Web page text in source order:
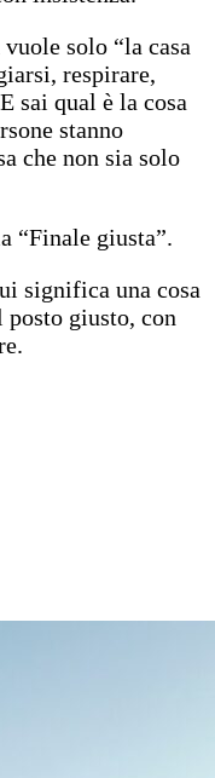
solo “la casa
respirare,
sai qual è la cosa
stanno
che non sia solo
“Finale giusta”.
significa una cosa
posto giusto, con